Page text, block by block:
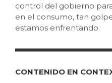
control del gobierno
en el consumo, tan
estamos enfrentando.
CONTENIDO EN